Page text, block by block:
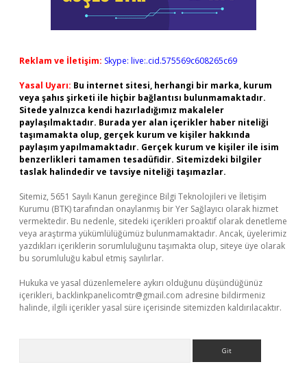
Reklam ve İletişim: Skype: live:.cid.575569c608265c69
Yasal Uyarı: Bu internet sitesi, herhangi bir marka, kurum
veya şahıs şirketi ile hiçbir bağlantısı bulunmamaktadır.
Sitede yalnızca kendi hazırladığımız makaleler
paylaşılmaktadır. Burada yer alan içerikler haber niteliği
taşımamakta olup, gerçek kurum ve kişiler hakkında
paylaşım yapılmamaktadır. Gerçek kurum ve kişiler ile isim
benzerlikleri tamamen tesadüfidir. Sitemizdeki bilgiler
taslak halindedir ve tavsiye niteliği taşımazlar.
Sitemiz, 5651 Sayılı Kanun gereğince Bilgi Teknolojileri ve İletişim
Kurumu (BTK) tarafından onaylanmış bir Yer Sağlayıcı olarak hizmet
vermektedir. Bu nedenle, sitedeki içerikleri proaktif olarak denetleme
veya araştırma yükümlülüğümüz bulunmamaktadır. Ancak, üyelerimiz
yazdıkları içeriklerin sorumluluğunu taşımakta olup, siteye üye olarak
bu sorumluluğu kabul etmiş sayılırlar.
Hukuka ve yasal düzenlemelere aykırı olduğunu düşündüğünüz
içerikleri, backlinkpanelicomtr@gmail.com adresine bildirmeniz
halinde, ilgili içerikler yasal süre içerisinde sitemizden kaldırılacaktır.